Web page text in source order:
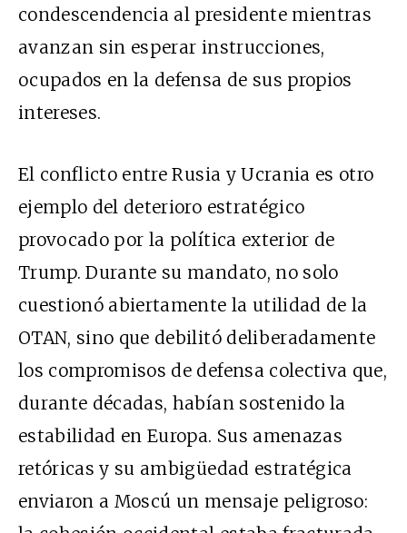
condescendencia al presidente mientras
avanzan sin esperar instrucciones,
ocupados en la defensa de sus propios
intereses.
El conflicto entre Rusia y Ucrania es otro
ejemplo del deterioro estratégico
provocado por la política exterior de
Trump. Durante su mandato, no solo
cuestionó abiertamente la utilidad de la
OTAN, sino que debilitó deliberadamente
los compromisos de defensa colectiva que,
durante décadas, habían sostenido la
estabilidad en Europa. Sus amenazas
retóricas y su ambigüedad estratégica
enviaron a Moscú un mensaje peligroso: